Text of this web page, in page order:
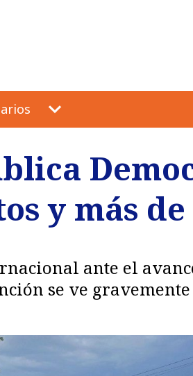
y más de
ante el
se ve